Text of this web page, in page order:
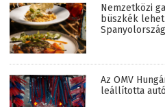
Nemzetközi
büszkék
Az OMV
leállította